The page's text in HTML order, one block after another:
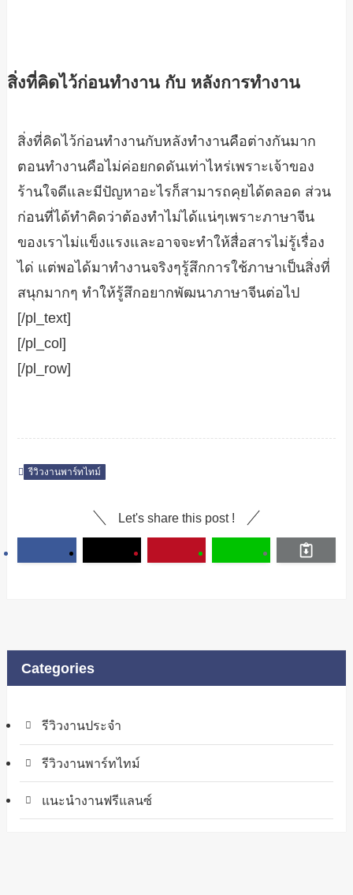
สิ่งที่คิดไว้ก่อนทำงาน กับ หลังการทำงาน
สิ่งที่คิดไว้ก่อนทำงานกับหลังทำงานคือต่างกันมาก
ตอนทำงานคือไม่ค่อยกดดันเท่าไหร่เพราะเจ้าของ
ร้านใจดีและมีปัญหาอะไรก็สามารถคุยได้ตลอด ส่วน
ก่อนที่ได้ทำคิดว่าต้องทำไม่ได้แน่ๆเพราะภาษาจีน
ของเราไม่แข็งแรงและอาจจะทำให้สื่อสารไม่รู้เรื่อง
ได่ แต่พอได้มาทำงานจริงๆรู้สึกการใช้ภาษาเป็นสิ่งที่
สนุกมากๆ ทำให้รู้สึกอยากพัฒนาภาษาจีนต่อไป
[/pl_text]
[/pl_col]
[/pl_row]
รีวิวงานพาร์ทไทม์
Let's share this post !
Categories
รีวิวงานประจำ
รีวิวงานพาร์ทไทม์
แนะนำงานฟรีแลนซ์